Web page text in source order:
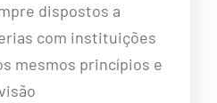
dispostos a
com instituições
mesmos princípios e